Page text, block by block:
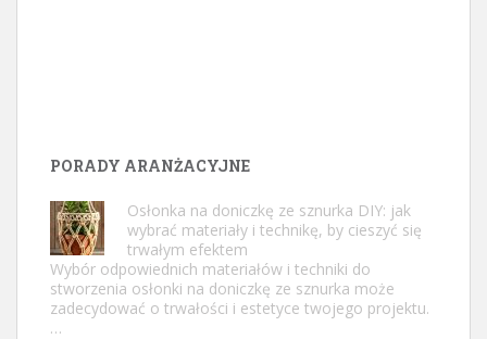
PORADY ARANŻACYJNE
Osłonka na doniczkę ze sznurka DIY: jak
wybrać materiały i technikę, by cieszyć się
trwałym efektem
Wybór odpowiednich materiałów i techniki do
stworzenia osłonki na doniczkę ze sznurka może
zadecydować o trwałości i estetyce twojego projektu.
…